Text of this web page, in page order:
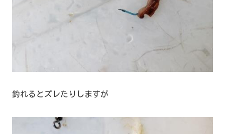
釣れるとズレたりしますが